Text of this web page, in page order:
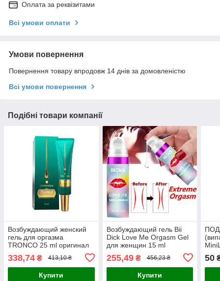
Оплата за реквізитами
Всі умови оплати
Умови повернення
Повернення товару впродовж 14 днів за домовленістю
Всі умови повернення
Подібні товари компанії
Возбуждающий женский
гель для оргазма
TRONCO 25 ml оригинал
338,74 ₴ 413,10 ₴
Купити
Возбуждающий гель Bii
Dick Love Me Orgasm Gel
для женщин 15 ml
255,49₴ 456,23 ₴
Купити
50